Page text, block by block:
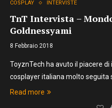
COSPLAY INTERVISTE
TnT Intervista –
Goldnessyami
8 Febbraio 2018
ToyznTech ha avuto il piacere
cosplayer italiana molto seguita
Read more